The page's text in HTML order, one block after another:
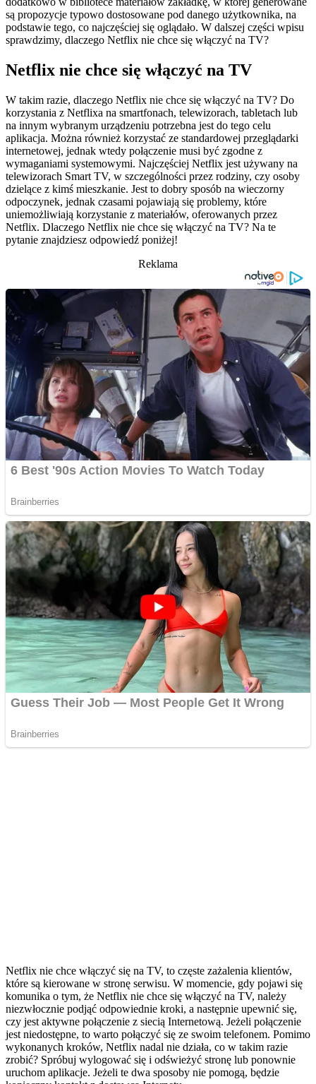
są propozycje typowo dostosowane pod danego użytkownika, na
podstawie tego, co najczęściej się oglądało. W dalszej części wpisu
sprawdzimy, dlaczego Netflix nie chce się włączyć na TV?
Netflix nie chce się włączyć na TV
W takim razie, dlaczego Netflix nie chce się włączyć na TV? Do
korzystania z Netflixa na smartfonach, telewizorach, tabletach lub
na innym wybranym urządzeniu potrzebna jest do tego celu
aplikacja. Można również korzystać ze standardowej przeglądarki
internetowej, jednak wtedy połączenie musi być zgodne z
wymaganiami systemowymi. Najczęściej Netflix jest używany na
telewizorach Smart TV, w szczególności przez rodziny, czy osoby
dzielące z kimś mieszkanie. Jest to dobry sposób na wieczorny
odpoczynek, jednak czasami pojawiają się problemy, które
uniemożliwiają korzystanie z materiałów, oferowanych przez
Netflix. Dlaczego Netflix nie chce się włączyć na TV? Na te
pytanie znajdziesz odpowiedź poniżej!
Reklama
Netflix nie chce włączyć się na TV, to częste zażalenia klientów,
które są kierowane w stronę serwisu. W momencie, gdy pojawi się
komunika o tym, że Netflix nie chce się włączyć na TV, należy
niezwłocznie podjąć odpowiednie kroki, a następnie upewnić się,
czy jest aktywne połączenie z siecią Internetową. Jeżeli połączenie
jest niedostępne, to warto połączyć się ze swoim telefonem. Pomimo
wykonanych kroków, Netflix nadal nie działa, co w takim razie
zrobić? Spróbuj wylogować się i odświeżyć stronę lub ponownie
uruchom aplikacje. Jeżeli te dwa sposoby nie pomogą, będzie